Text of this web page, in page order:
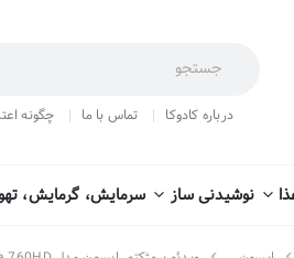
درباره کادوکا تماس با ما چگونه
نوشیدنی ساز سرمایش، گرمایش،